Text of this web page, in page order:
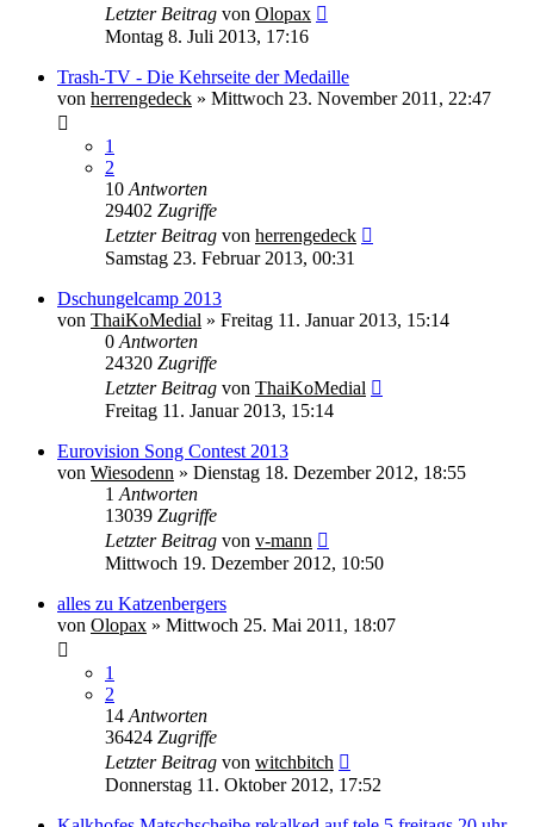
Letzter Beitrag von Olopax
Montag 8. Juli 2013, 17:16
Trash-TV - Die Kehrseite der Medaille
von herrengedeck » Mittwoch 23. November 2011, 22:47
1
2
10 Antworten
29402 Zugriffe
Letzter Beitrag von herrengedeck
Samstag 23. Februar 2013, 00:31
Dschungelcamp 2013
von ThaiKoMedial » Freitag 11. Januar 2013, 15:14
0 Antworten
24320 Zugriffe
Letzter Beitrag von ThaiKoMedial
Freitag 11. Januar 2013, 15:14
Eurovision Song Contest 2013
von Wiesodenn » Dienstag 18. Dezember 2012, 18:55
1 Antworten
13039 Zugriffe
Letzter Beitrag von v-mann
Mittwoch 19. Dezember 2012, 10:50
alles zu Katzenbergers
von Olopax » Mittwoch 25. Mai 2011, 18:07
1
2
14 Antworten
36424 Zugriffe
Letzter Beitrag von witchbitch
Donnerstag 11. Oktober 2012, 17:52